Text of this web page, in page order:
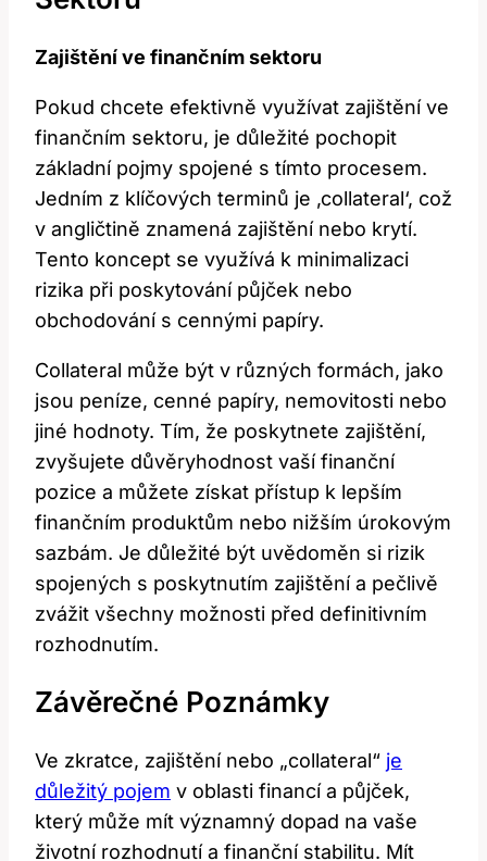
Zajištění ve finančním sektoru
Pokud chcete efektivně využívat zajištění ve
finančním sektoru, je důležité pochopit
základní pojmy spojené s tímto procesem.
Jedním z klíčových terminů je ‚collateral‘, což
v angličtině znamená zajištění nebo krytí.
Tento koncept se využívá k minimalizaci
rizika při poskytování půjček nebo
obchodování s cennými papíry.
Collateral může být v různých formách, jako
jsou peníze, cenné papíry, nemovitosti nebo
jiné hodnoty. Tím, že poskytnete zajištění,
zvyšujete důvěryhodnost vaší finanční
pozice a můžete získat přístup k lepším
finančním produktům nebo nižším úrokovým
sazbám. Je důležité být uvědoměn si rizik
spojených s poskytnutím zajištění a pečlivě
zvážit všechny možnosti před definitivním
rozhodnutím.
Závěrečné Poznámky
Ve zkratce, zajištění nebo „collateral“ je
důležitý pojem v oblasti financí a půjček,
který může mít významný dopad na vaše
životní rozhodnutí a finanční stabilitu. Mít